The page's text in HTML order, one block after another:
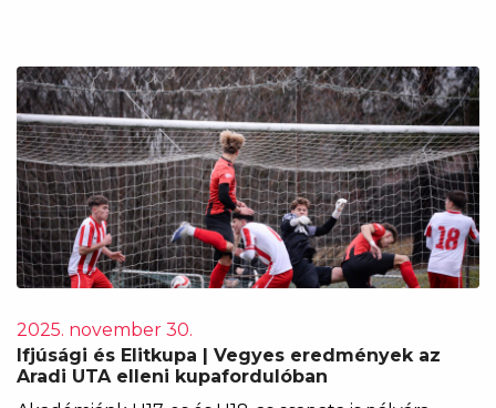
2025. november 30.
Ifjúsági és Elitkupa | Vegyes eredmények az
Aradi UTA elleni kupafordulóban